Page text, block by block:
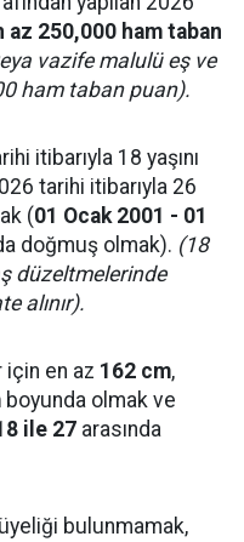
az 250,000 ham taban
vazife malulü eş ve
ham taban puan).
itibarıyla 18 yaşını
tarihi itibarıyla 26
(01 Ocak 2001 - 01
doğmuş olmak). (18
düzeltmelerinde
alınır).
için en az 162 cm,
boyunda olmak ve
ile 27 arasında
bulunmamak,